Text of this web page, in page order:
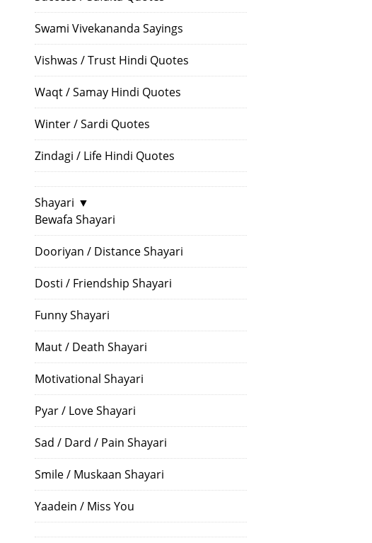
Swami Vivekananda Sayings
Vishwas / Trust Hindi Quotes
Waqt / Samay Hindi Quotes
Winter / Sardi Quotes
Zindagi / Life Hindi Quotes
Shayari ▼
Bewafa Shayari
Dooriyan / Distance Shayari
Dosti / Friendship Shayari
Funny Shayari
Maut / Death Shayari
Motivational Shayari
Pyar / Love Shayari
Sad / Dard / Pain Shayari
Smile / Muskaan Shayari
Yaadein / Miss You